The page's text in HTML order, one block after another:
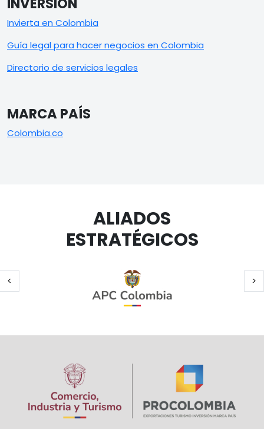
Invierta en Colombia
Guía legal para hacer negocios en Colombia
Directorio de servicios legales
MARCA PAÍS
Colombia.co
ALIADOS
ESTRATÉGICOS
Página anterior
< >